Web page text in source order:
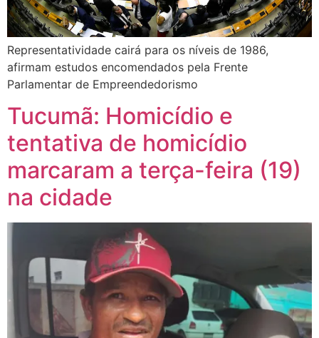
Representatividade cairá para os níveis de 1986,
afirmam estudos encomendados pela Frente
Parlamentar de Empreendedorismo
Tucumã: Homicídio e
tentativa de homicídio
marcaram a terça-feira (19)
na cidade